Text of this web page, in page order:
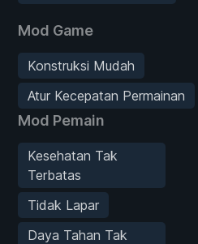
Mod Game
Konstruksi Mudah
Atur Kecepatan Permainan
Mod Pemain
Kesehatan Tak
Terbatas
Tidak Lapar
Daya Tahan Tak